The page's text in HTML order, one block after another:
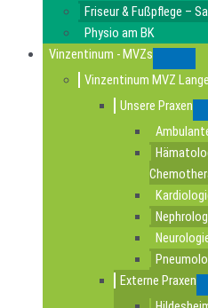
Friseur & Fußpflege –
Physio am BK
Vinzentinum - MVZs
Vinzentinum MVZ
Unsere Praxen
Externe Praxen